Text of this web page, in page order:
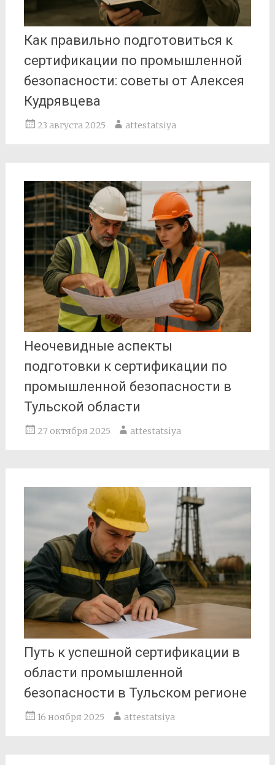
Как правильно подготовиться к
сертификации по промышленной
безопасности: советы от Алексея
Кудрявцева
23 августа 2025 attestatsiya
Неочевидные аспекты
подготовки к сертификации по
промышленной безопасности в
Тульской области
27 октября 2025 attestatsiya
Путь к успешной сертификации в
области промышленной
безопасности в Тульском регионе
16 ноября 2025 attestatsiya